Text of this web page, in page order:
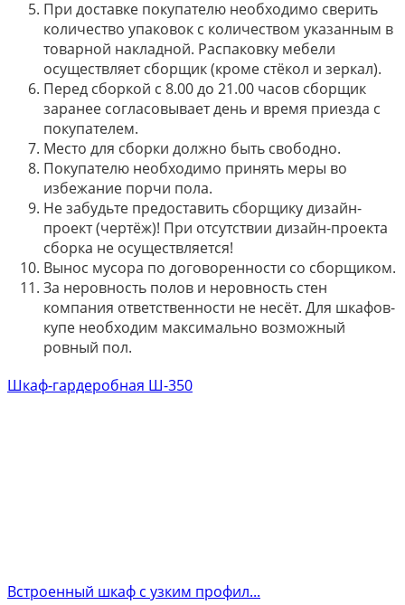
При доставке покупателю необходимо сверить
количество упаковок с количеством указанным в
товарной накладной. Распаковку мебели
осуществляет сборщик (кроме стёкол и зеркал).
Перед сборкой с 8.00 до 21.00 часов сборщик
заранее согласовывает день и время приезда с
покупателем.
Место для сборки должно быть свободно.
Покупателю необходимо принять меры во
избежание порчи пола.
Не забудьте предоставить сборщику дизайн-
проект (чертёж)! При отсутствии дизайн-проекта
сборка не осуществляется!
Вынос мусора по договоренности со сборщиком.
За неровность полов и неровность стен
компания ответственности не несёт. Для шкафов-
купе необходим максимально возможный
ровный пол.
Шкаф-гардеробная Ш-350
Встроенный шкаф с узким профил...